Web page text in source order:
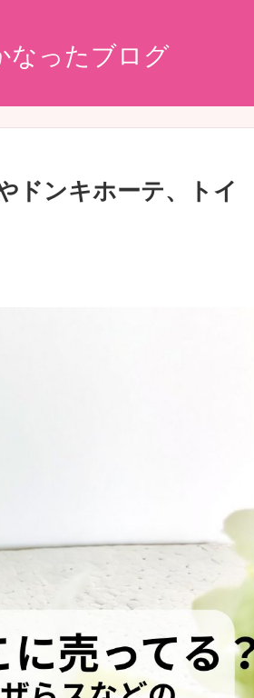
なったブログ
ドンキホーテ、トイ